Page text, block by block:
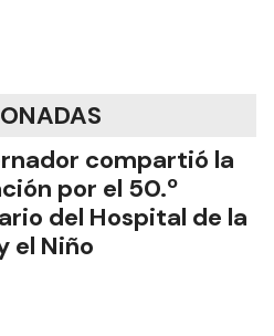
compartió la
por el 50.º
del Hospital de la
el Niño